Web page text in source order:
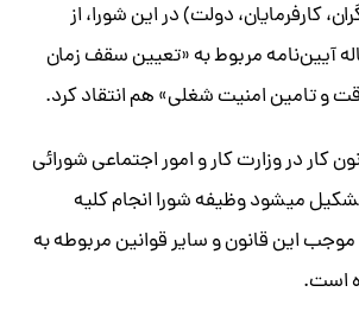
کارفرمایان، دولت) در این شورا، از
آیین‌نامه مربوط به «تعیین سقف زمان
و تامین امنیت شغلی‌» هم انتقاد کرد.
ماده ۱۶۷ قانون کار در وزارت کار و امور اجتماعی شورائی
تشکیل میشود وظیفه شورا انجام کلیه
این قانون و سایر قوانین مربوطه به
است.